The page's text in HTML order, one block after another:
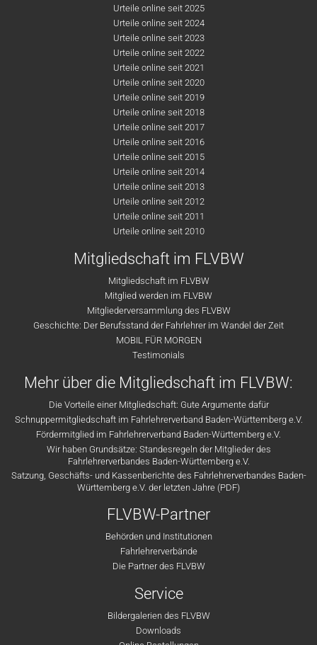
Urteile online seit 2025
Urteile online seit 2024
Urteile online seit 2023
Urteile online seit 2022
Urteile online seit 2021
Urteile online seit 2020
Urteile online seit 2019
Urteile online seit 2018
Urteile online seit 2017
Urteile online seit 2016
Urteile online seit 2015
Urteile online seit 2014
Urteile online seit 2013
Urteile online seit 2012
Urteile online seit 2011
Urteile online seit 2010
Mitgliedschaft im FLVBW
Mitgliedschaft im FLVBW
Mitglied werden im FLVBW
Mitgliederversammlung des FLVBW
Geschichte: Der Berufsstand der Fahrlehrer im Wandel der Zeit
MOBIL FÜR MORGEN
Testimonials
Mehr über die Mitgliedschaft im FLVBW:
Die Vorteile einer Mitgliedschaft: Gute Argumente dafür
Schnuppermitgliedschaft im Fahrlehrerverband Baden-Württemberg e.V.
Fördermitglied im Fahrlehrerverband Baden-Württemberg e.V.
Wir haben Grundsätze: Standesregeln der Mitglieder des
Fahrlehrerverbandes Baden-Württemberg e.V.
Satzung, Geschäfts- und Kassenberichte des Fahrlehrerverbandes Baden-
Württemberg e.V. der letzten Jahre (PDF)
FLVBW-Partner
Behörden und Institutionen
Fahrlehrerverbände
Die Partner des FLVBW
Service
Bildergalerien des FLVBW
Downloads